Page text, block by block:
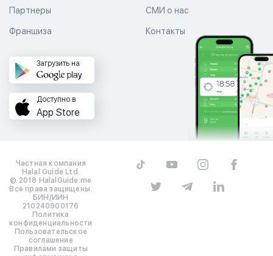
СМИ о нас
Контакты
Партнеры
Франшиза
Загрузить на
Доступно в
App Store
Частная компания
Halal Guide Ltd.
© 2018 HalalGuide.me
Все права защищены.
БИН/ИИН
210240900176
Политика
конфиденциальности
Пользовательское
соглашение
Правилами защиты